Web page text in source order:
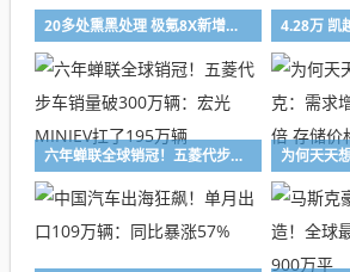
20多处熏黑处理 极氪8X新增曜夜套件：限时售5000元
六年蝉联全球销冠！五菱代步车销量破300万辆：宏光MINIEV扛了195万辆